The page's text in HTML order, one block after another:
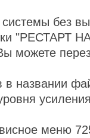
без
"РЕСТАРТ
можете
в названии
меню